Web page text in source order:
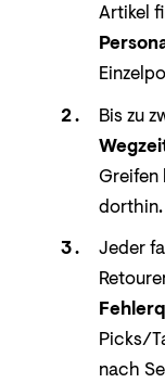
Artikel
Bis zu
Greifen
dorthin.
Jeder
Picks/
nach